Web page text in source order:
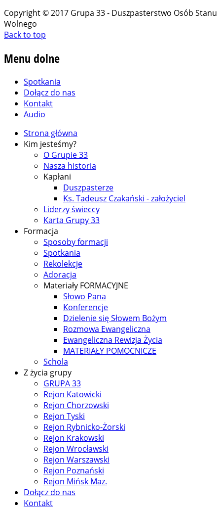
Copyright © 2017 Grupa 33 - Duszpasterstwo Osób Stanu
Wolnego
Back to top
Menu dolne
Spotkania
Dołącz do nas
Kontakt
Audio
Strona główna
Kim jesteśmy?
O Grupie 33
Nasza historia
Kapłani
Duszpasterze
Ks. Tadeusz Czakański - założyciel
Liderzy świeccy
Karta Grupy 33
Formacja
Sposoby formacji
Spotkania
Rekolekcje
Adoracja
Materiały FORMACYJNE
Słowo Pana
Konferencje
Dzielenie się Słowem Bożym
Rozmowa Ewangeliczna
Ewangeliczna Rewizja Życia
MATERIAŁY POMOCNICZE
Schola
Z życia grupy
GRUPA 33
Rejon Katowicki
Rejon Chorzowski
Rejon Tyski
Rejon Rybnicko-Żorski
Rejon Krakowski
Rejon Wrocławski
Rejon Warszawski
Rejon Poznański
Rejon Mińsk Maz.
Dołącz do nas
Kontakt